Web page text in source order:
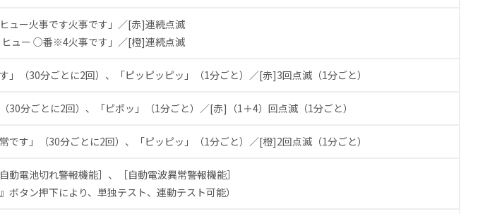
ュー火事です火事です」／[赤]連続点滅
ヒュー ○番※4火事です」／[橙]連続点滅
」（30分ごとに2回）、「ピッピッピッ」（1分ごと）／[赤]3回点滅（1分ごと）
30分ごとに2回）、「ピポッ」（1分ごと）／[赤]（1＋4）回点滅（1分ごと）
です」（30分ごとに2回）、「ピッピッ」（1分ごと）／[橙]2回点滅（1分ごと）
動電池切れ警報機能］、［自動電波異常警報機能］
ボタン押下により、単独テスト、連動テスト可能）